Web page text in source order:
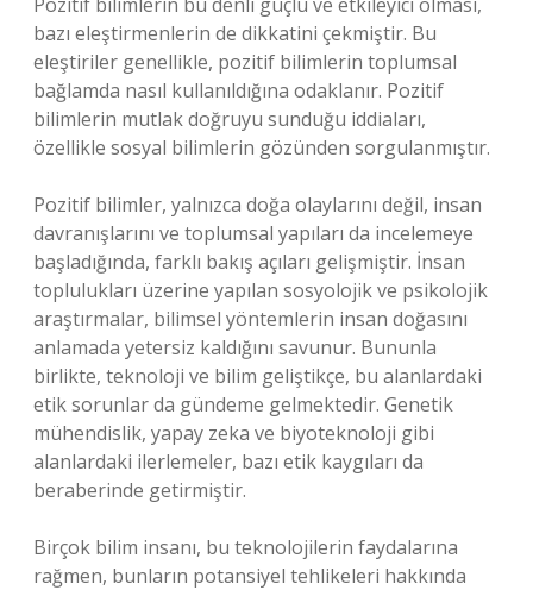
bazı eleştirmenlerin de dikkatini çekmiştir. Bu
eleştiriler genellikle, pozitif bilimlerin toplumsal
bağlamda nasıl kullanıldığına odaklanır. Pozitif
bilimlerin mutlak doğruyu sunduğu iddiaları,
özellikle sosyal bilimlerin gözünden sorgulanmıştır.
Pozitif bilimler, yalnızca doğa olaylarını değil, insan
davranışlarını ve toplumsal yapıları da incelemeye
başladığında, farklı bakış açıları gelişmiştir. İnsan
toplulukları üzerine yapılan sosyolojik ve psikolojik
araştırmalar, bilimsel yöntemlerin insan doğasını
anlamada yetersiz kaldığını savunur. Bununla
birlikte, teknoloji ve bilim geliştikçe, bu alanlardaki
etik sorunlar da gündeme gelmektedir. Genetik
mühendislik, yapay zeka ve biyoteknoloji gibi
alanlardaki ilerlemeler, bazı etik kaygıları da
beraberinde getirmiştir.
Birçok bilim insanı, bu teknolojilerin faydalarına
rağmen, bunların potansiyel tehlikeleri hakkında